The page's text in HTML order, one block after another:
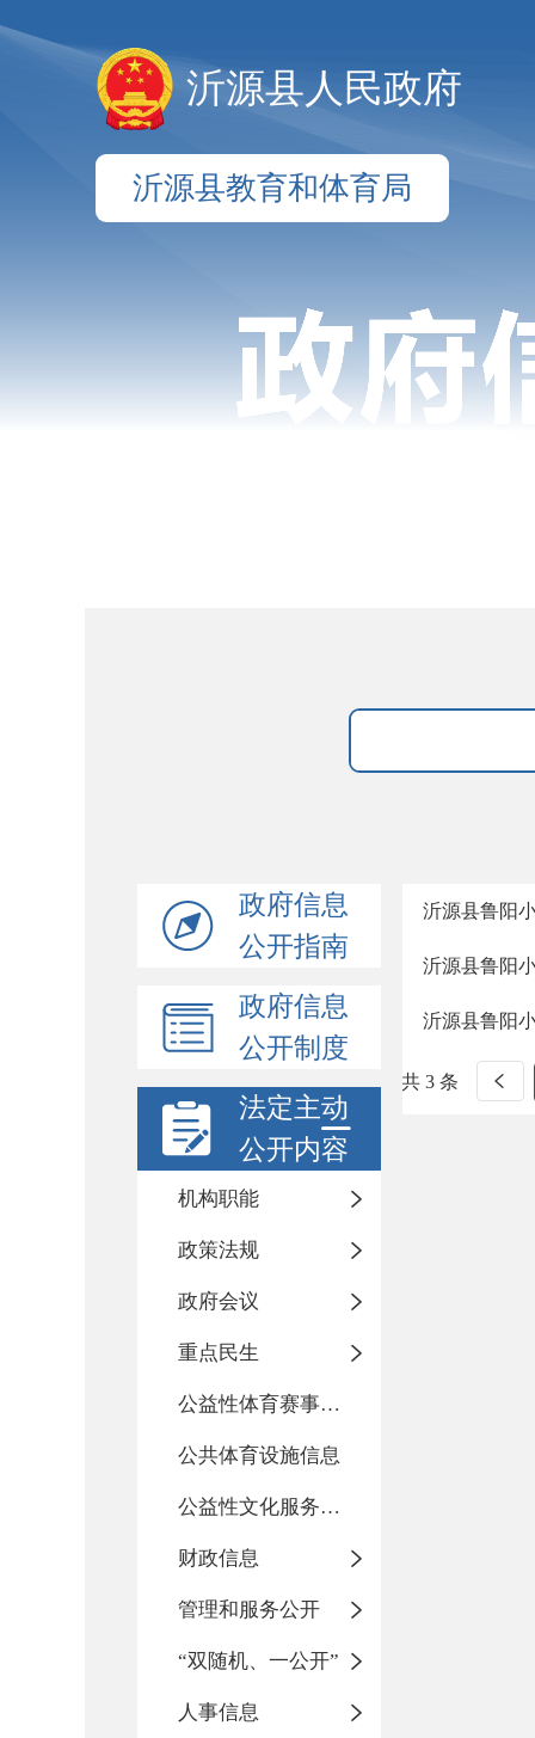
沂源县人民政府
沂源县教育和体育局
政府信息
公开指南
政府信息
公开制度
法定主动
公开内容
机构职能
政策法规
政府会议
重点民生
公益性体育赛事活动
公共体育设施信息
公益性文化服务活动
财政信息
管理和服务公开
“双随机、一公开”
人事信息
沂源县鲁阳
沂源县鲁阳
沂源县鲁阳
共 3 条